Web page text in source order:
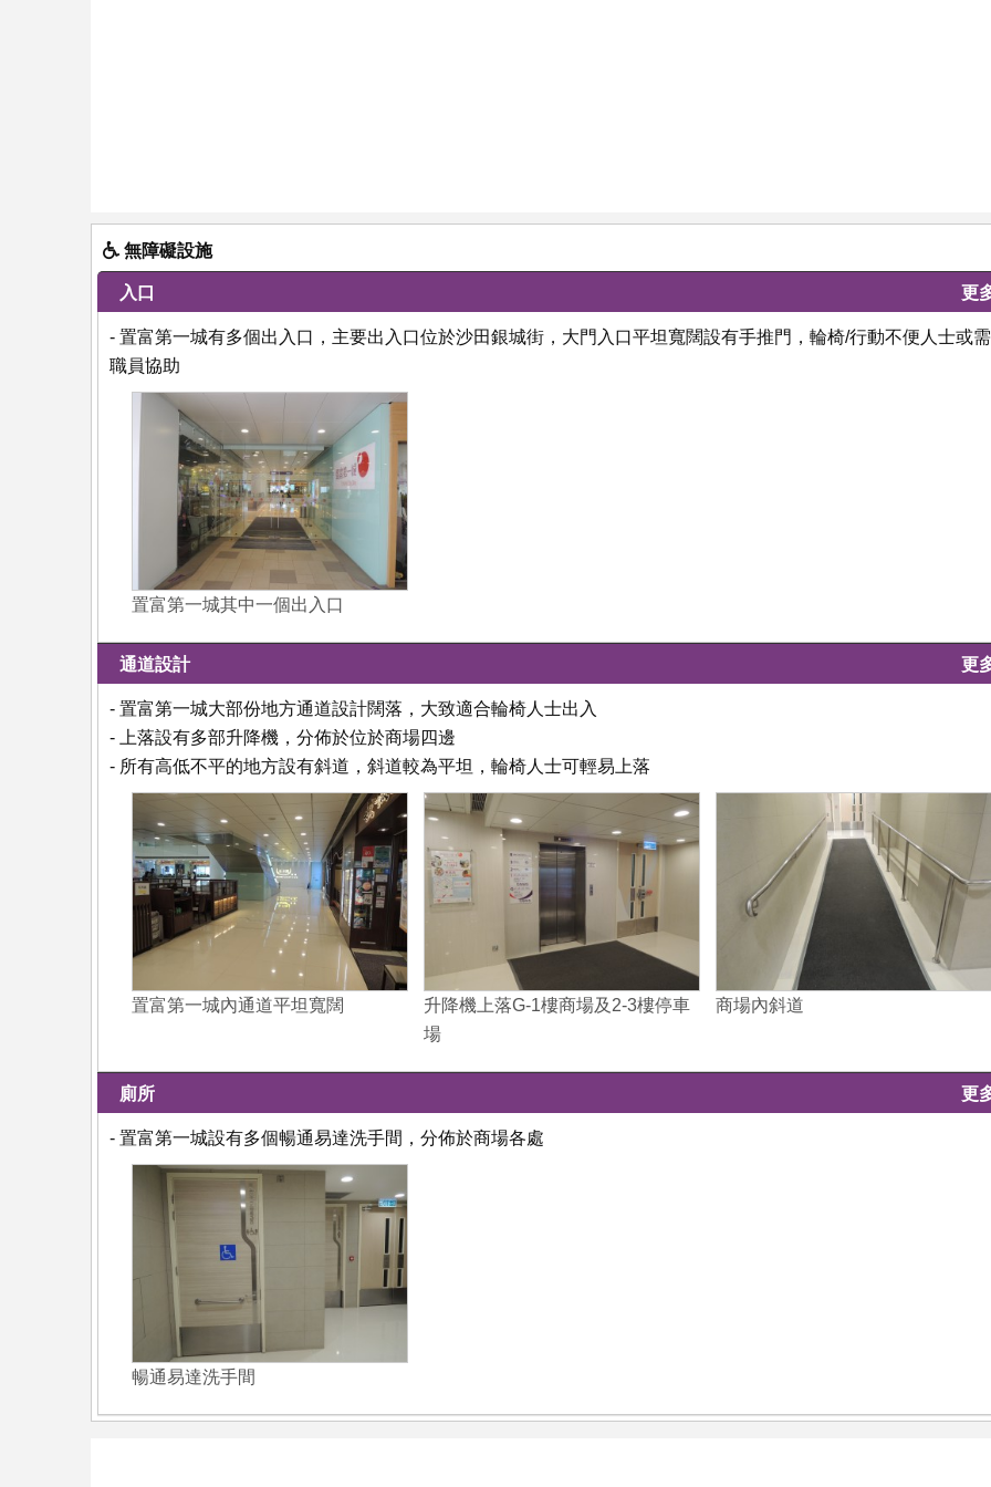
無障礙設施
入口 更
- 置富第一城有多個出入口，主要出入口位於沙田銀城街，大門入口平坦寬闊設有手推門，輪椅/行動不便人士或
職員協助
置富第一城其中一個出入口
通道設計 更
- 置富第一城大部份地方通道設計闊落，大致適合輪椅人士出入
- 上落設有多部升降機，分佈於位於商場四邊
- 所有高低不平的地方設有斜道，斜道較為平坦，輪椅人士可輕易上落
置富第一城內通道平坦寬闊
升降機上落G-1樓商場及2-3樓停車
場
商場內斜道
廁所 更
- 置富第一城設有多個暢通易達洗手間，分佈於商場各處
暢通易達洗手間